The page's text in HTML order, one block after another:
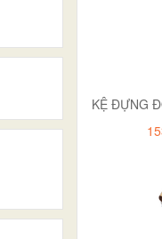
KỆ ĐỰNG